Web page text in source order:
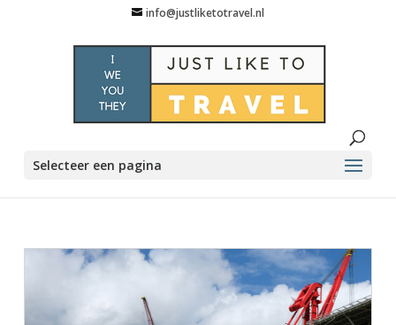
info@justliketotravel.nl
Selecteer een pagina